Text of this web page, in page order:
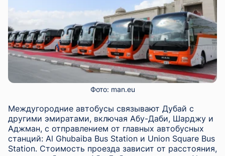
Фото: man.eu
Междугородние автобусы связывают Дубай с
другими эмиратами, включая Абу-Даби, Шарджу и
Аджман, с отправлением от главных автобусных
станций: Al Ghubaiba Bus Station и Union Square Bus
Station. Стоимость проезда зависит от расстояния,